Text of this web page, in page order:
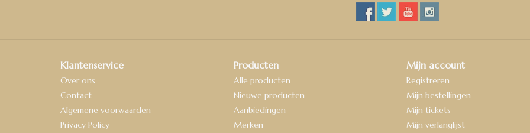
Klantenservice
Over ons
Contact
Algemene voorwaarden
Privacy Policy
Producten
Alle producten
Nieuwe producten
Aanbiedingen
Merken
Mijn account
Registreren
Mijn bestellingen
Mijn tickets
Mijn verlanglijst